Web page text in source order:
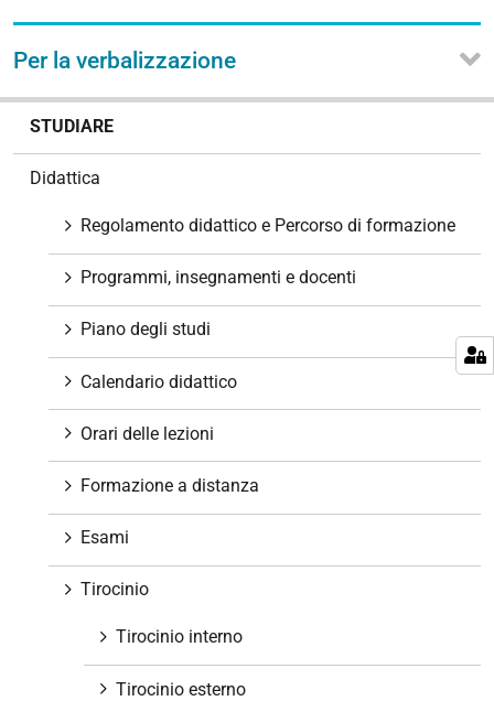
Per la verbalizzazione
STUDIARE
Didattica
Regolamento didattico e Percorso di formazione
Programmi, insegnamenti e docenti
Piano degli studi
Calendario didattico
Orari delle lezioni
Formazione a distanza
Esami
Tirocinio
Tirocinio interno
Tirocinio esterno